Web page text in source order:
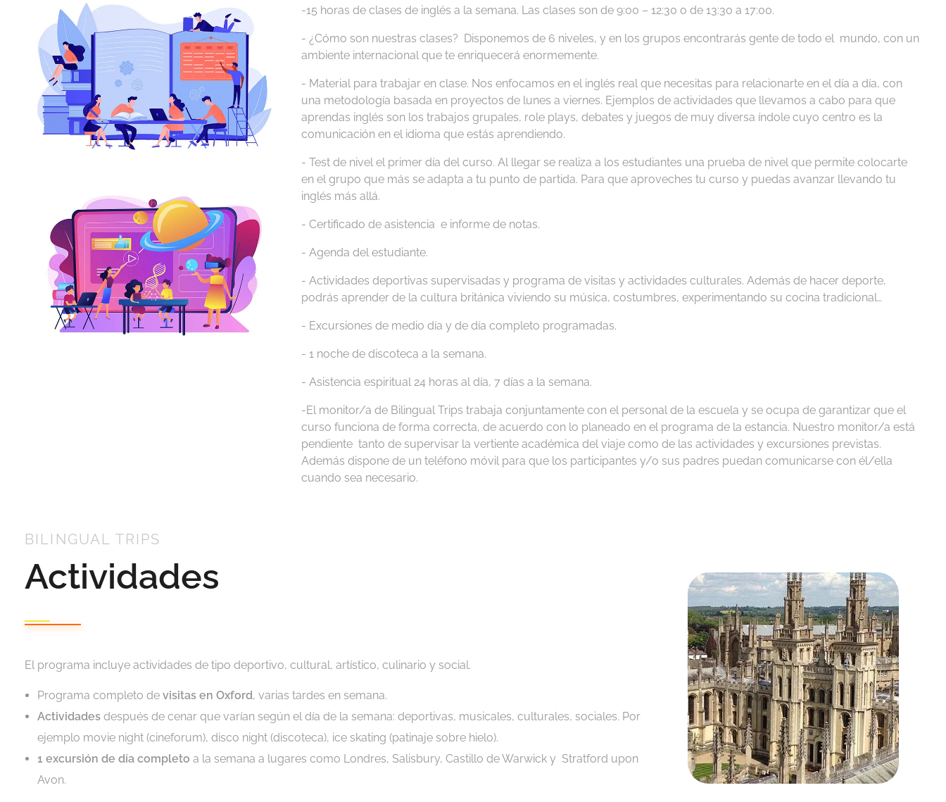
-15 horas de clases de inglés a la semana. Las clases son de 9:00 – 12:30 o de 13:30 a 17:00.
- ¿Cómo son nuestras clases? Disponemos de 6 niveles, y en los grupos encontrarás gente de todo el mundo, con un
ambiente internacional que te enriquecerá enormemente.
- Material para trabajar en clase. Nos enfocamos en el inglés real que necesitas para relacionarte en el día a día, con
una metodología basada en proyectos de lunes a viernes. Ejemplos de actividades que llevamos a cabo para que
aprendas inglés son los trabajos grupales, role plays, debates y juegos de muy diversa índole cuyo centro es la
comunicación en el idioma que estás aprendiendo.
- Test de nivel el primer día del curso. Al llegar se realiza a los estudiantes una prueba de nivel que permite colocarte
en el grupo que más se adapta a tu punto de partida. Para que aproveches tu curso y puedas avanzar llevando tu
inglés más allá.
- Certificado de asistencia e informe de notas.
- Agenda del estudiante.
- Actividades deportivas supervisadas y programa de visitas y actividades culturales. Además de hacer deporte,
podrás aprender de la cultura británica viviendo su música, costumbres, experimentando su cocina tradicional…
- Excursiones de medio día y de día completo programadas.
- 1 noche de discoteca a la semana.
- Asistencia espiritual 24 horas al día, 7 días a la semana.
-El monitor/a de Bilingual Trips trabaja conjuntamente con el personal de la escuela y se ocupa de garantizar que el
curso funciona de forma correcta, de acuerdo con lo planeado en el programa de la estancia. Nuestro monitor/a está
pendiente tanto de supervisar la vertiente académica del viaje como de las actividades y excursiones previstas.
Además dispone de un teléfono móvil para que los participantes y/o sus padres puedan comunicarse con él/ella
cuando sea necesario.
BILINGUAL TRIPS
Actividades
El programa incluye actividades de tipo deportivo, cultural, artístico, culinario y social.
Programa completo de visitas en Oxford, varias tardes en semana.
Actividadesdespués de cenar que varían según el día de la semana: deportivas, musicales, culturales, sociales. Por
ejemplo movie night (cineforum), disco night (discoteca), ice skating (patinaje sobre hielo).
1 excursión de día completo a la semana a lugares como Londres, Salisbury, Castillo de Warwick y Stratford upon
Avon.